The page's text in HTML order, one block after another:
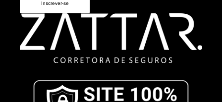
Inscrever-se